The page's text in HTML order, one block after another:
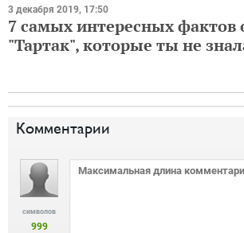
3 декабря 2019, 17:50
7 самых интересных фактов
"Тартак", которые ты не
Комментарии
символов
999